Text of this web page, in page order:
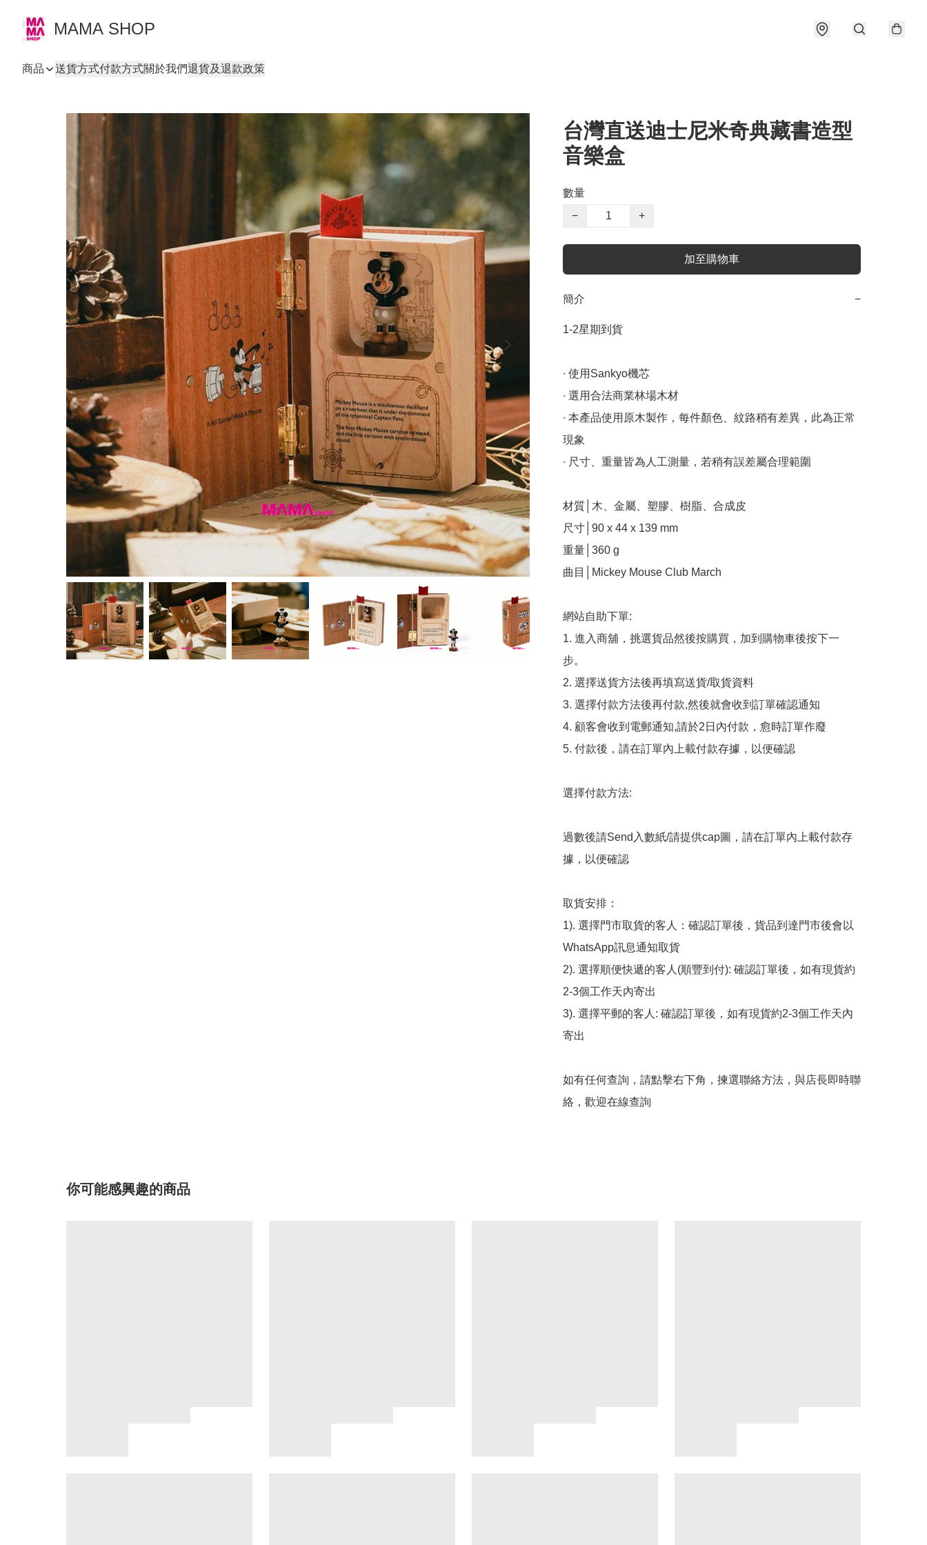
MAMA SHOP
商品 送貨方式付款方式關於我們退貨及退款政策
台灣直送迪士尼米奇典藏書造型
音樂盒
數量
−
+
加至購物車
簡介 −
1-2星期到貨
∙ 使用Sankyo機芯
∙ 選用合法商業林場木材
∙ 本產品使用原木製作，每件顏色、紋路稍有差異，此為正常
現象
∙ 尺寸、重量皆為人工測量，若稍有誤差屬合理範圍
材質│木、金屬、塑膠、樹脂、合成皮
尺寸│90 x 44 x 139 mm
重量│360 g
曲目│Mickey Mouse Club March
網站自助下單:
1. 進入商舖，挑選貨品然後按購買，加到購物車後按下一
步。
2. 選擇送貨方法後再填寫送貨/取貨資料
3. 選擇付款方法後再付款,然後就會收到訂單確認通知
4. 顧客會收到電郵通知,請於2日內付款，愈時訂單作廢
5. 付款後，請在訂單內上載付款存據，以便確認
選擇付款方法:
過數後請Send入數紙/請提供cap圖，請在訂單內上載付款存
據，以便確認
取貨安排：
1). 選擇門市取貨的客人：確認訂單後，貨品到達門市後會以
WhatsApp訊息通知取貨
2). 選擇順便快遞的客人(順豐到付): 確認訂單後，如有現貨約
2-3個工作天內寄出
3). 選擇平郵的客人: 確認訂單後，如有現貨約2-3個工作天內
寄出
如有任何查詢，請點擊右下角，揀選聯絡方法，與店長即時聯
絡，歡迎在線查詢
你可能感興趣的商品